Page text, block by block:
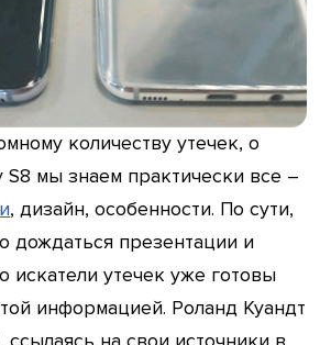
количеству утечек, о
S8 мы знаем практически все –
, дизайн, особенности. По сути,
дождаться презентации и
искатели утечек уже готовы
информацией. Роланд Куандт